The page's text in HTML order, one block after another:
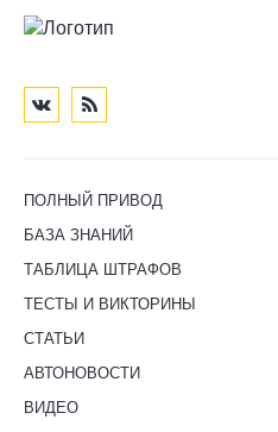
ПОЛНЫЙ ПРИВОД
БАЗА ЗНАНИЙ
ТАБЛИЦА ШТРАФОВ
ТЕСТЫ И ВИКТОРИНЫ
СТАТЬИ
АВТОНОВОСТИ
ВИДЕО